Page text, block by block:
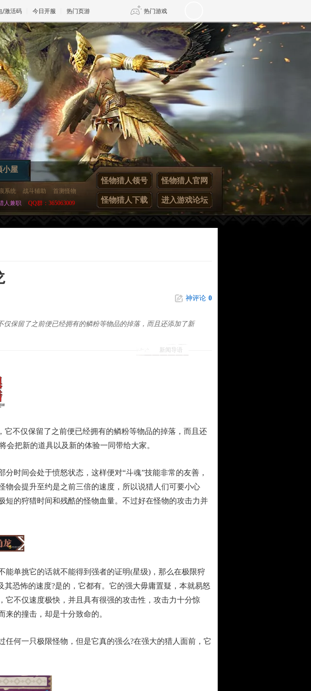
/激活码 今日开服 热门页游 热门游戏
魔兽 DNF 传奇4
天堂 剑网3旗舰版 新天龙八部
王权与自由 诛仙世界 新仙侠5
小屋
系统 战斗辅助
首测怪物
人兼职 QQ群：365063009
怪物猎人领号 怪物猎人官网
怪物猎人下载 进入游戏论坛
神评论 0
新闻导语
保留了之前便已经拥有的鳞粉等物品的掉落，而且还添加了新
不仅保留了之前便已经拥有的鳞粉等物品的掉落，而且还
会把新的道具以及新的体验一同带给大家。
间会处于愤怒状态，这样便对“斗魂”技能非常的友善，
物会提升至约是之前三倍的速度，所以说猎人们可要小心
的狩猎时间和残酷的怪物血量。不过好在怪物的攻击力并
单挑它的话就不能得到强者的证明(星级)，那么在极限狩
恐怖的速度?是的，它都有。它的强大毋庸置疑，本就易怒
它不仅速度极快，并且具有很强的攻击性，攻击力十分惊
的撞击，却是十分致命的。
何一只极限怪物，但是它真的强么?在强大的猎人面前，它